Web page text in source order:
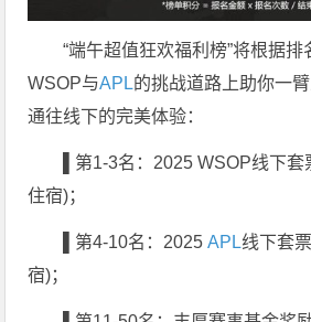
“端午超值狂欢福利榜”将根据
WSOP与APL的挑战道路上助你一
通往线下的完美体验：
▌第1-3名：2025 WSOP线下
住宿)；
▌第4-10名：2025APL线下套
宿)；